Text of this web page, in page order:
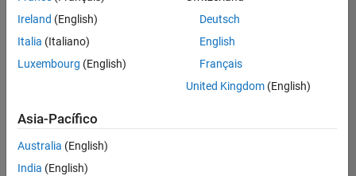
Pruebe
ampliar
su
todos
empleos.
Si aun
Ireland (English)
Italia (Italiano)
Luxembourg (English)
Deutsch
English
Français
United Kingdom(English)
Asia-Pacífico
Australia (English)
India (English)